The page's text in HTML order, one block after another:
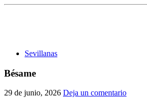
Sevillanas
Bésame
29 de junio, 2026 Deja un comentario
¿Cuándo se construyó la primera ermita?
Rocío?